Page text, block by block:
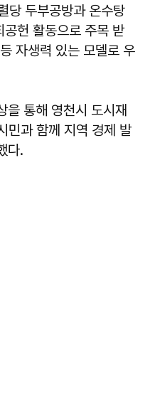
당 두부공방과 온수탕
헌 활동으로 주목 받
자생력 있는 모델로 우
을 통해 영천시 도시재
민과 함께 지역 경제 발
다.